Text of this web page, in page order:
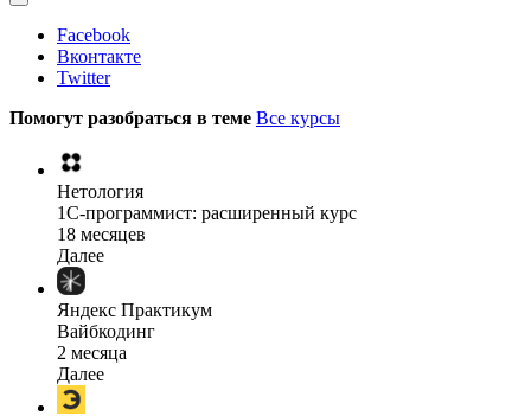
Facebook
Вконтакте
Twitter
Помогут разобраться в теме Все курсы
Нетология
1C-программист: расширенный курс
18 месяцев
Далее
Яндекс Практикум
Вайбкодинг
2 месяца
Далее